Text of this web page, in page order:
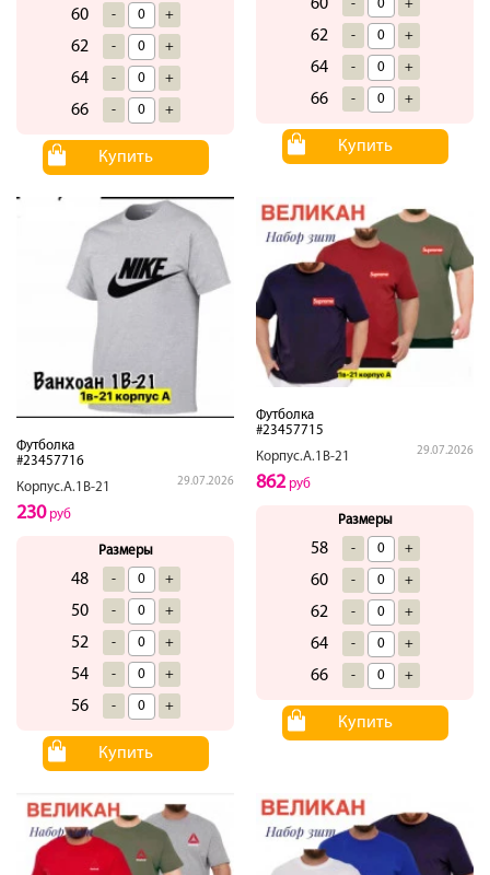
60 - +
62 - +
64 - +
66 - +
Купить
60 - +
62 - +
64 - +
66 - +
Купить
Футболка
#23457716
Корпус.А.1В-21
29.07.2026
230руб
Размеры
48 - +
50 - +
52 - +
54 - +
56 - +
Купить
Футболка
#23457715
Корпус.А.1В-21
29.07.2026
862руб
Размеры
58 - +
60 - +
62 - +
64 - +
66 - +
Купить